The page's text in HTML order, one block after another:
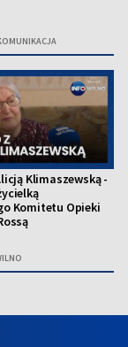
Klimaszewską -
Komitetu Opieki